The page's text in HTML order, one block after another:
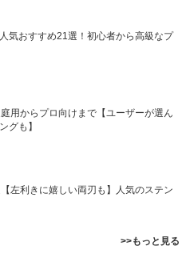
気おすすめ21選！初心者から高級なプ
用からプロ向けまで【ユーザーが選ん
グも】
左利きに嬉しい両刃も】人気のステン
>>もっと見る